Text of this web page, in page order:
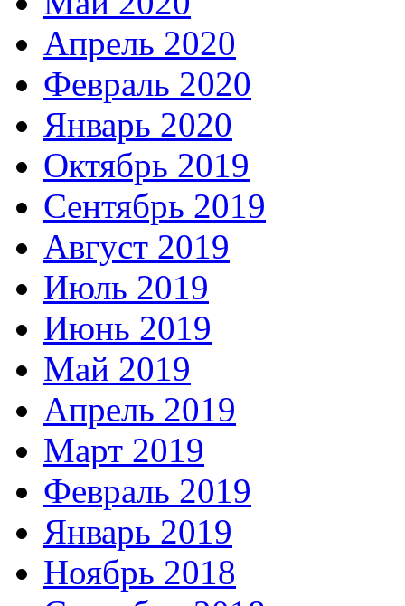
Апрель 2020
Февраль 2020
Январь 2020
Октябрь 2019
Сентябрь 2019
Август 2019
Июль 2019
Июнь 2019
Май 2019
Апрель 2019
Март 2019
Февраль 2019
Январь 2019
Ноябрь 2018